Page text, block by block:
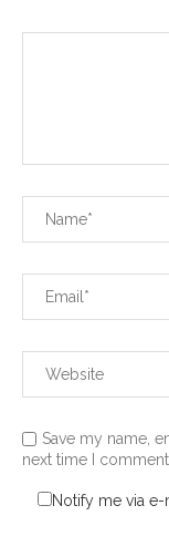
Save my name,
next time I comment.
Notify me via